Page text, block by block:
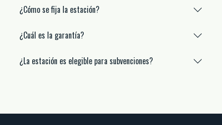
¿Cómo se fija la estación?
¿Cuál es la garantía?
¿La estación es elegible para subvenciones?